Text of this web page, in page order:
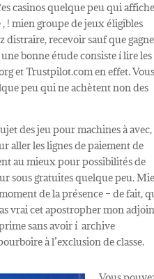
casinos quelque peu qui
! mien groupe de jeux éligibles
recevoir sauf que
bonne étude consiste í lire les
et Trustpilot.com en effet. Vous
peu qui ne achètent non des
des jeu pour machines à avec,
aller les lignes de paiement de
au mieux pour possibilités de
sous gratuites quelque peu.
de la présence – de fait,
vrai cet apostropher mon
sans avoir í archive
à l’exclusion de classe.